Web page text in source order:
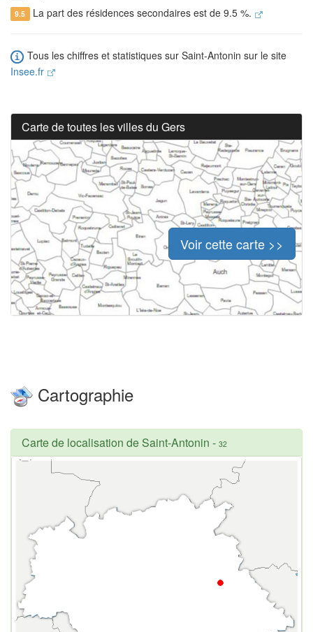
9.5 La part des résidences secondaires est de 9.5 %.
Tous les chiffres et statistiques sur Saint-Antonin sur le site
Insee.fr
Carte de toutes les villes du Gers
Voir cette carte >>
Cartographie
Carte de localisation de Saint-Antonin - 32